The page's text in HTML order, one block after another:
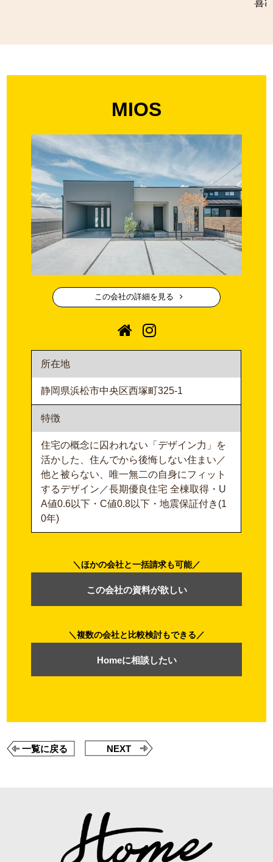
喜
MIOS
この会社の詳細を見る
所在地
静岡県浜松市中央区西塚町325-1
特徴
住宅の概念に囚われない「デザイン力」を
活かした、住んでから後悔しない住まい／
他と被らない、唯一無二の自身にフィット
するデザイン／長期優良住宅 全棟取得・U
A値0.6以下・C値0.8以下・地震保証付き(1
0年)
複数の会社と比較検討もできる
Homeに相談したい
ほかの会社と一括請求も可能
この会社の資料が欲しい
一覧に戻る NEXT